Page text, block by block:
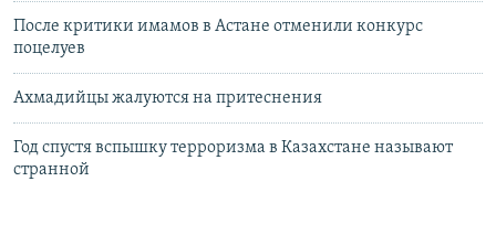
После критики имамов в Астане отменили конкурс
поцелуев
Ахмадийцы жалуются на притеснения
Год спустя вспышку терроризма в Казахстане называют
странной